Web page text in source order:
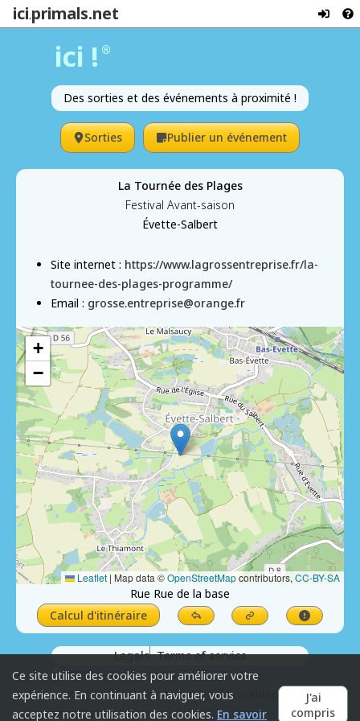
ici.primals.net
ici ! ®
Des sorties et des événements à proximité !
Sorties Publier un événement
La Tournée des Plages
Festival Avant-saison
Évette-Salbert
Site internet : https://www.lagrossentreprise.fr/la-
tournee-des-plages-programme/
Email : grosse.entreprise@orange.fr
+
−
Leaflet | Map data ©OpenStreetMapcontributors, CC-BY-SA
Rue Rue de la base
Calcul d'itinéraire
Legals Terms of service
Ce site utilise des cookies pour améliorer votre
expérience. En continuant à naviguer, vous
acceptez notre utilisation des cookies. En savoir
J'ai
compris